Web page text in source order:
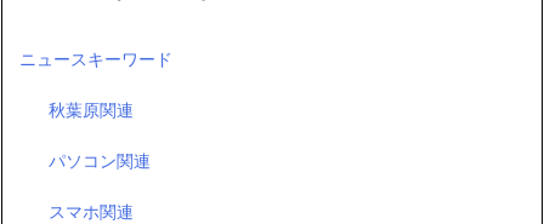
ニュースキーワード
秋葉原関連
パソコン関連
スマホ関連